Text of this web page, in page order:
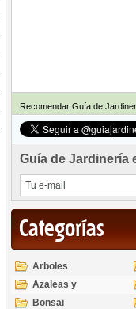
Recomendar Guía de
Guía de Jardinería
Categorías
Arboles
Azaleas y
Rododendros
Bonsai